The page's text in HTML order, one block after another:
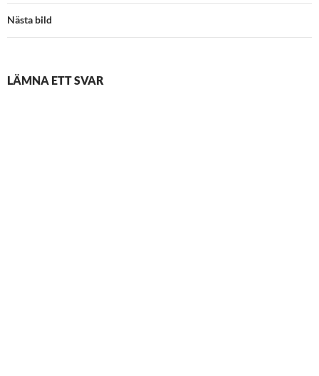
Nästa bild
LÄMNA ETT SVAR